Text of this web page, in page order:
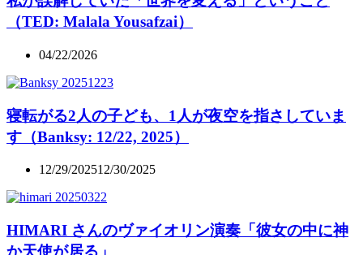
（TED: Malala Yousafzai）
04/22/2026
寝転がる2人の子ども、1人が夜空を指さしていま
す（Banksy: 12/22, 2025）
12/29/202512/30/2025
HIMARI さんのヴァイオリン演奏「彼女の中に神
か天使が居る」